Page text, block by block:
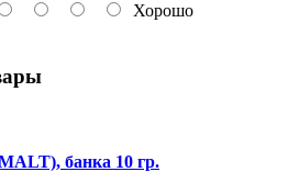
Хорошо
банка 10 гр.